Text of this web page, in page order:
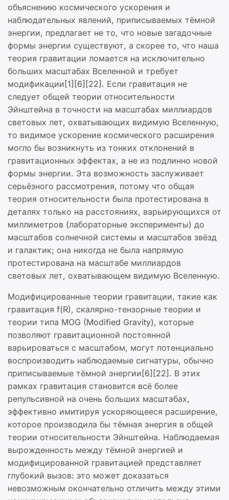
объяснению космического ускорения и
наблюдательных явлений, приписываемых тёмной
энергии, предлагает не то, что новые загадочные
формы энергии существуют, а скорее то, что наша
теория гравитации ломается на исключительно
больших масштабах Вселенной и требует
модификации[1][6][22]. Если гравитация не
следует общей теории относительности
Эйнштейна в точности на масштабах миллиардов
световых лет, охватывающих видимую Вселенную,
то видимое ускорение космического расширения
могло бы возникнуть из тонких отклонений в
гравитационных эффектах, а не из подлинно новой
формы энергии. Эта возможность заслуживает
серьёзного рассмотрения, потому что общая
теория относительности была протестирована в
деталях только на расстояниях, варьирующихся от
миллиметров (лабораторные эксперименты) до
масштабов солнечной системы и масштабов звёзд
и галактик; она никогда не была напрямую
протестирована на масштабе миллиардов
световых лет, охватывающем видимую Вселенную.
Модифицированные теории гравитации, такие как
гравитация f(R), скалярно-тензорные теории и
теории типа MOG (Modified Gravity), которые
позволяют гравитационной постоянной
варьироваться с масштабом, могут потенциально
воспроизводить наблюдаемые сигнатуры, обычно
приписываемые тёмной энергии[6][22]. В этих
рамках гравитация становится всё более
репульсивной на очень больших масштабах,
эффективно имитируя ускоряющееся расширение,
которое производила бы тёмная энергия в общей
теории относительности Эйнштейна. Наблюдаемая
вырожденность между тёмной энергией и
модифицированной гравитацией представляет
глубокий вызов: это может доказаться
невозможным окончательно отличить между этими